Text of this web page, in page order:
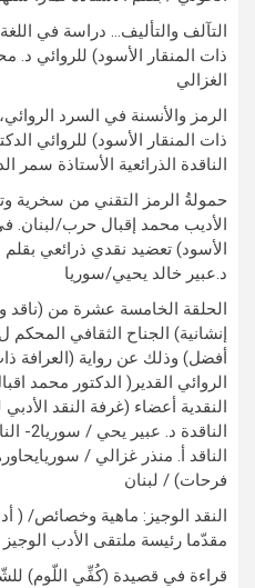
التآلف والتأليف… دراسة في
ذات المنقار الأسود) للروائي د.
الغزالي
الرمز والأنسنة في السرد
ذات المنقار الأسود) للروائي
الناقدة الذرائعية الأستاذة سمر
حمولةُ الرمز التقني من سخرية
الأديب محمد إقبال حرب/لبنان. في
الأسود) تعضيد نقدي ذرائعي بقلم
د.عبير خالد يحيي/سوريا
الحلقة الخامسة عشرة من (ناقد
إنشانية) الجناح الثقافي المحكم
أفضل) وذلك عن رواية (العرافة
الروائي القدير( الدكتور محمد
الناقد أ. منذر غزالي /
فرحات) / لبنان
النقد الوجيز: ماهية وخصائص/ (
مقدّما رئيسة ملتقى الأدب
قراءة في قصيدة (كُفِّي اللّوم)